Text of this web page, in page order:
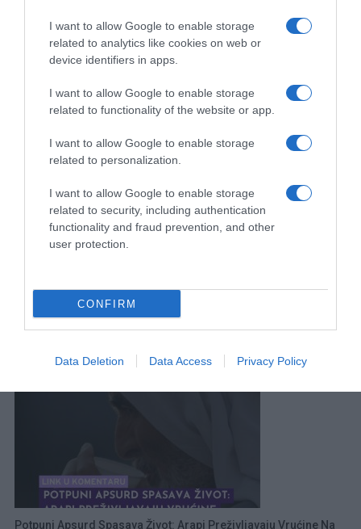
I want to allow Google to enable storage
related to analytics like cookies on web or
device identifiers in apps.
I want to allow Google to enable storage
related to functionality of the website or app.
I want to allow Google to enable storage
related to personalization.
I want to allow Google to enable storage
related to security, including authentication
functionality and fraud prevention, and other
user protection.
CONFIRM
Data Deletion Data Access Privacy Policy
Navigacija
Paradajz će imati debele stabljike i 0groman rod ako uradite ovo 0dmah nakon sadnje
RELATED POSTS
Potpuni Apsurd Spasava Život: Arapi Preživljavaju Vrućine Na